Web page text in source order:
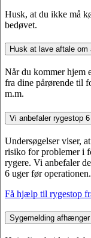
Husk, at du ikke må
bedøvet.
Husk at lave aftale
Når du kommer hjem
fra dine pårørende til
m.m.
Vi anbefaler rygestop
Undersøgelser viser,
risiko for problemer i
rygere. Vi anbefaler
6 uger før operationen.
Få hjælp til rygestop
Sygemelding